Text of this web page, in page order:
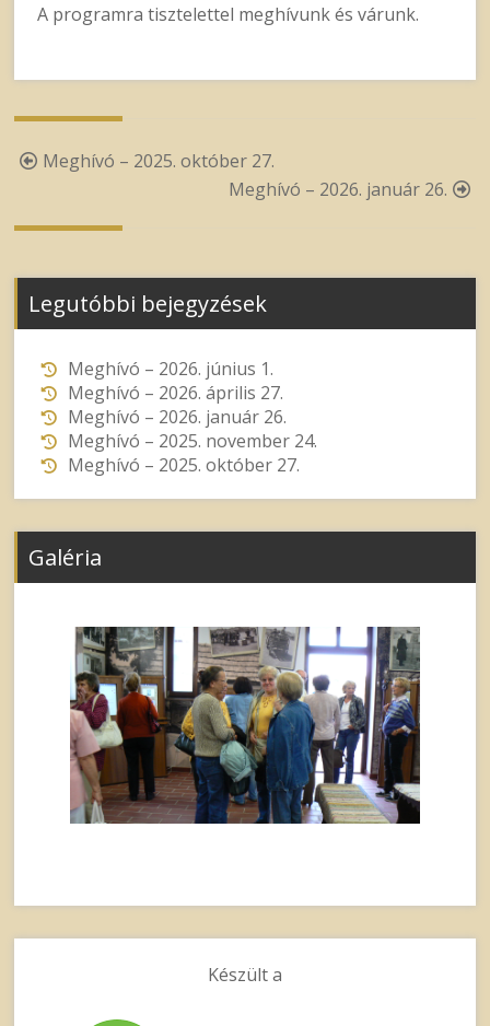
A programra tisztelettel meghívunk és várunk.
PostMeghívó – 2025. október 27.
Meghívó – 2026. január 26.
Legutóbbi bejegyzések
Meghívó – 2026. június 1.
Meghívó – 2026. április 27.
Meghívó – 2026. január 26.
Meghívó – 2025. november 24.
Meghívó – 2025. október 27.
Galéria
Készült a